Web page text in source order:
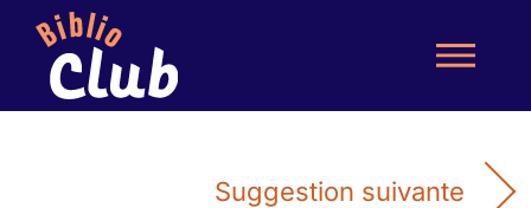
Suggestion suivante